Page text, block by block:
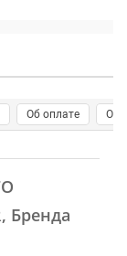
Об оплате О
Бренда